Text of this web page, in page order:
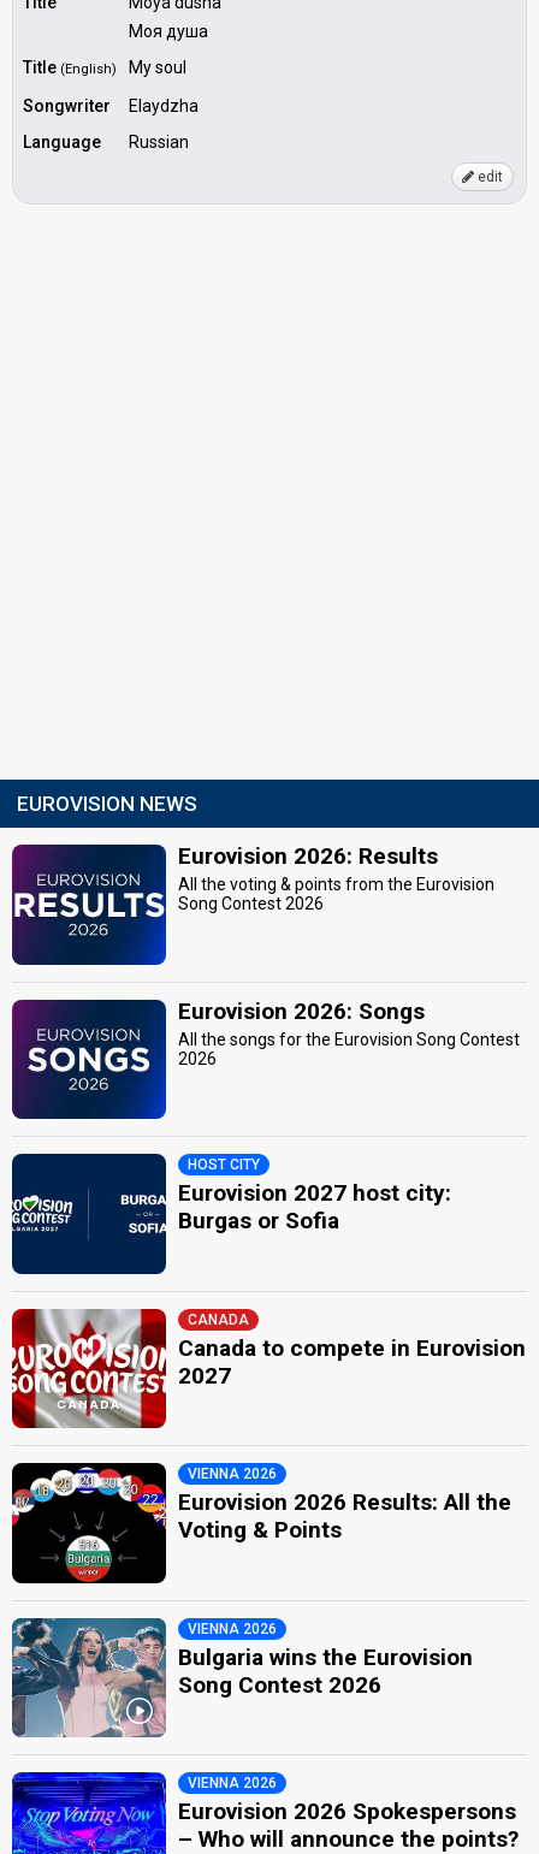
Моя душа
Title (English)
My soul
Songwriter
Elaydzha
Language
Russian
edit
EUROVISION NEWS
Eurovision 2026: Results
All the voting & points from the Eurovision
Song Contest 2026
Eurovision 2026: Songs
All the songs for the Eurovision Song Contest
2026
HOST CITY
Eurovision 2027 host city:
Burgas or Sofia
CANADA
Canada to compete in Eurovision
2027
VIENNA 2026
Eurovision 2026 Results: All the
Voting & Points
VIENNA 2026
Bulgaria wins the Eurovision
Song Contest 2026
VIENNA 2026
Eurovision 2026 Spokespersons
– Who will announce the points?